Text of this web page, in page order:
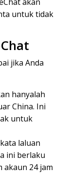
untuk tidak
jika Anda
hanyalah
China. Ini
untuk
laluan
ini berlaku
akaun 24 jam